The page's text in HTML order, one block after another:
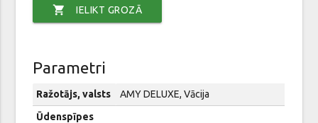
shopping_cart IELIKT GROZĀ
Parametri
Ražotājs, valsts
AMY DELUXE, Vācija
Ūdenspīpes